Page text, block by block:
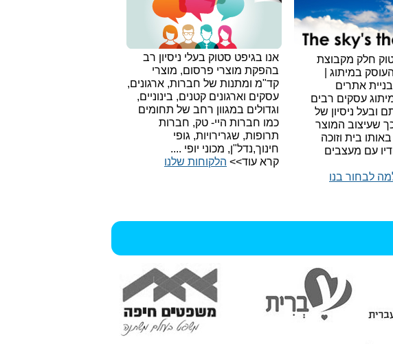
חלק מקבוצת
במיתוג |
אתרים
עסקים רבים
ובעל ניסיון של
שעיצוב המוצר
בית וזוכה
עם מעצבים
לבחור בנו​
אנו בגיפט סטוק בעלי ניסיון רב
בהפקת מוצרי פרסום, מוצרי
קד"מ ומתנות של חברות, ארגונים,
עסקים וארגונים קטנים, בינוניים,
וגדולים במגוון רחב של תחומים
כמו חברות היי- טק, חברות
תרופות, שגרירויות, גופי
חינוך,נדל"ן, מכוני יופי ....
קרא עוד>> הלקוחות שלנו